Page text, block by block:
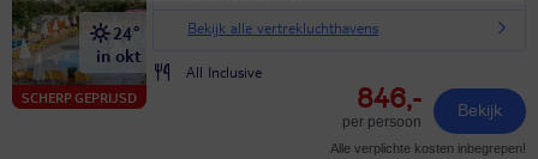
SCHERP GEPRIJSD
24°
in okt
Bekijk alle vertrekluchthavens
All Inclusive
846,-
per persoon
Bekijk
Alle verplichte kosten inbegrepen!